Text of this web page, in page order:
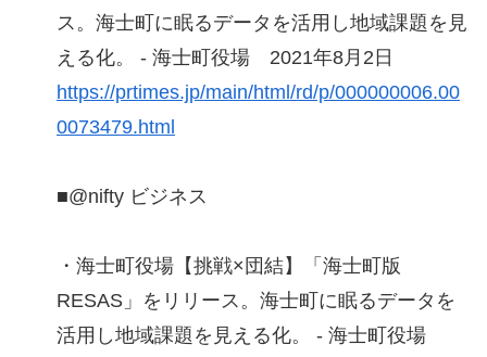
ス。海士町に眠るデータを活用し地域課題を見
える化。 - 海士町役場 2021年8月2日
https://prtimes.jp/main/html/rd/p/000000006.00
0073479.html
■@nifty ビジネス
・海士町役場【挑戦×団結】「海士町版
RESAS」をリリース。海士町に眠るデータを
活用し地域課題を見える化。 - 海士町役場